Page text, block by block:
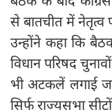
से बातचीत में नेतृत्व
उन्होंने कहा कि
विधान परिषद
भी अटकलें लगाई
सिर्फ राज्यसभा